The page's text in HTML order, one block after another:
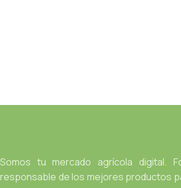
Somos tu mercado agrícola digital.
responsable de los mejores productos